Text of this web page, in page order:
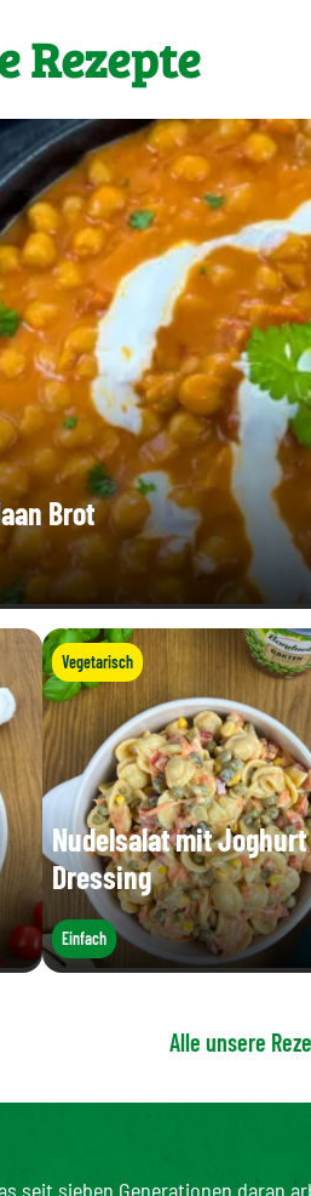
Rezepte
Brot
Vegetarisch
Nudelsalat mit Joghurt
Dressing
Einfach
Alle unsere
seit sieben Generationen daran